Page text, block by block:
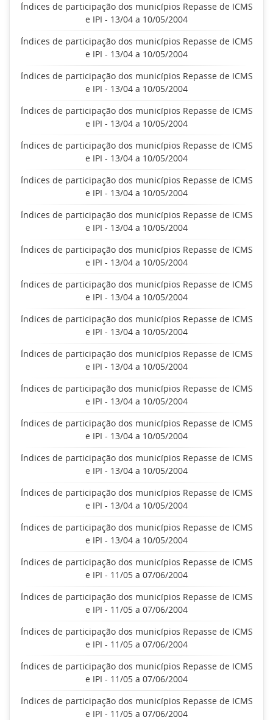
Índices de participação dos municípios Repasse de ICMS
e IPI - 13/04 a 10/05/2004
Índices de participação dos municípios Repasse de ICMS
e IPI - 13/04 a 10/05/2004
Índices de participação dos municípios Repasse de ICMS
e IPI - 13/04 a 10/05/2004
Índices de participação dos municípios Repasse de ICMS
e IPI - 13/04 a 10/05/2004
Índices de participação dos municípios Repasse de ICMS
e IPI - 13/04 a 10/05/2004
Índices de participação dos municípios Repasse de ICMS
e IPI - 13/04 a 10/05/2004
Índices de participação dos municípios Repasse de ICMS
e IPI - 13/04 a 10/05/2004
Índices de participação dos municípios Repasse de ICMS
e IPI - 13/04 a 10/05/2004
Índices de participação dos municípios Repasse de ICMS
e IPI - 13/04 a 10/05/2004
Índices de participação dos municípios Repasse de ICMS
e IPI - 13/04 a 10/05/2004
Índices de participação dos municípios Repasse de ICMS
e IPI - 13/04 a 10/05/2004
Índices de participação dos municípios Repasse de ICMS
e IPI - 13/04 a 10/05/2004
Índices de participação dos municípios Repasse de ICMS
e IPI - 13/04 a 10/05/2004
Índices de participação dos municípios Repasse de ICMS
e IPI - 13/04 a 10/05/2004
Índices de participação dos municípios Repasse de ICMS
e IPI - 13/04 a 10/05/2004
Índices de participação dos municípios Repasse de ICMS
e IPI - 13/04 a 10/05/2004
Índices de participação dos municípios Repasse de ICMS
e IPI - 11/05 a 07/06/2004
Índices de participação dos municípios Repasse de ICMS
e IPI - 11/05 a 07/06/2004
Índices de participação dos municípios Repasse de ICMS
e IPI - 11/05 a 07/06/2004
Índices de participação dos municípios Repasse de ICMS
e IPI - 11/05 a 07/06/2004
Índices de participação dos municípios Repasse de ICMS
e IPI - 11/05 a 07/06/2004